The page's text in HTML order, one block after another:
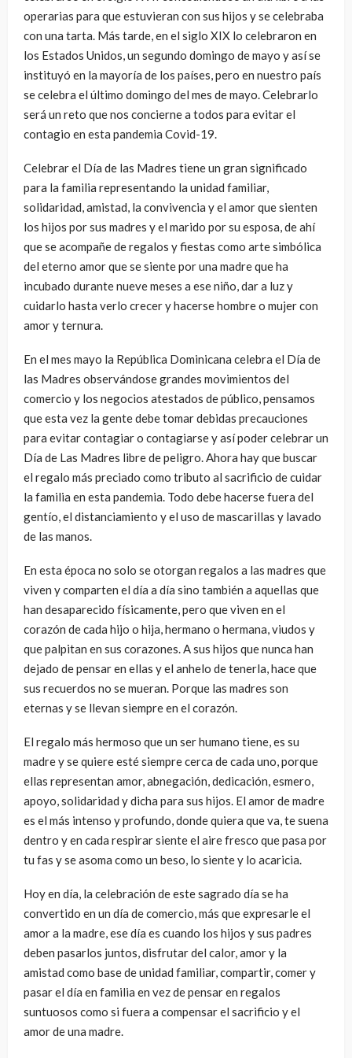
operarias para que estuvieran con sus hijos y se celebraba
con una tarta. Más tarde, en el siglo XIX lo celebraron en
los Estados Unidos, un segundo domingo de mayo y así se
instituyó en la mayoría de los países, pero en nuestro país
se celebra el último domingo del mes de mayo. Celebrarlo
será un reto que nos concierne a todos para evitar el
contagio en esta pandemia Covid-19.
Celebrar el Día de las Madres tiene un gran significado
para la familia representando la unidad familiar,
solidaridad, amistad, la convivencia y el amor que sienten
los hijos por sus madres y el marido por su esposa, de ahí
que se acompañe de regalos y fiestas como arte simbólica
del eterno amor que se siente por una madre que ha
incubado durante nueve meses a ese niño, dar a luz y
cuidarlo hasta verlo crecer y hacerse hombre o mujer con
amor y ternura.
En el mes mayo la República Dominicana celebra el Día de
las Madres observándose grandes movimientos del
comercio y los negocios atestados de público, pensamos
que esta vez la gente debe tomar debidas precauciones
para evitar contagiar o contagiarse y así poder celebrar un
Día de Las Madres libre de peligro. Ahora hay que buscar
el regalo más preciado como tributo al sacrificio de cuidar
la familia en esta pandemia. Todo debe hacerse fuera del
gentío, el distanciamiento y el uso de mascarillas y lavado
de las manos.
En esta época no solo se otorgan regalos a las madres que
viven y comparten el día a día sino también a aquellas que
han desaparecido físicamente, pero que viven en el
corazón de cada hijo o hija, hermano o hermana, viudos y
que palpitan en sus corazones. A sus hijos que nunca han
dejado de pensar en ellas y el anhelo de tenerla, hace que
sus recuerdos no se mueran. Porque las madres son
eternas y se llevan siempre en el corazón.
El regalo más hermoso que un ser humano tiene, es su
madre y se quiere esté siempre cerca de cada uno, porque
ellas representan amor, abnegación, dedicación, esmero,
apoyo, solidaridad y dicha para sus hijos. El amor de madre
es el más intenso y profundo, donde quiera que va, te suena
dentro y en cada respirar siente el aire fresco que pasa por
tu fas y se asoma como un beso, lo siente y lo acaricia.
Hoy en día, la celebración de este sagrado día se ha
convertido en un día de comercio, más que expresarle el
amor a la madre, ese día es cuando los hijos y sus padres
deben pasarlos juntos, disfrutar del calor, amor y la
amistad como base de unidad familiar, compartir, comer y
pasar el día en familia en vez de pensar en regalos
suntuosos como si fuera a compensar el sacrificio y el
amor de una madre.